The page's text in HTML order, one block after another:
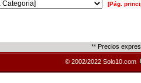
[Pág.
** Precios
© 2002/2022 Solo10.com